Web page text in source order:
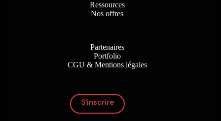
Ressources
Nos offres
Partenaires
Portfolio
CGU & Mentions légales
S'inscrire